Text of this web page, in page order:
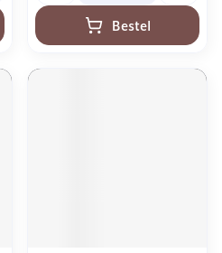
Bestel